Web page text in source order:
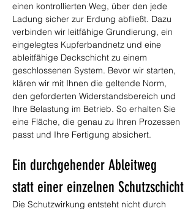
einen kontrollierten Weg, über den jede
Ladung sicher zur Erdung abfließt. Dazu
verbinden wir leitfähige Grundierung, ein
eingelegtes Kupferbandnetz und eine
ableitfähige Deckschicht zu einem
geschlossenen System. Bevor wir starten,
klären wir mit Ihnen die geltende Norm,
den geforderten Widerstandsbereich und
Ihre Belastung im Betrieb. So erhalten Sie
eine Fläche, die genau zu Ihren Prozessen
passt und Ihre Fertigung absichert.
Ein durchgehender Ableitweg
statt einer einzelnen Schutzschicht
Die Schutzwirkung entsteht nicht durch